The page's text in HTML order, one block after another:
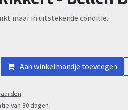
maar in uitstekende conditie.
Aan winkelmandje toevoegen
van 30 dagen